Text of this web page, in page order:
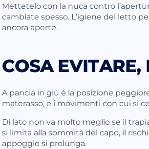
Mettetelo con la nuca contro
cambiate spesso. L’igiene del letto
ancora aperte.
COSA
A pancia in giù è la posizione
materasso, e i movimenti con cui si
Di lato non va molto meglio se il
si limita alla sommità del capo, il
appoggio si prolunga.